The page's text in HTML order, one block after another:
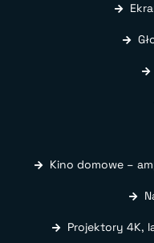
Kino domowe –
Projektory 4K,